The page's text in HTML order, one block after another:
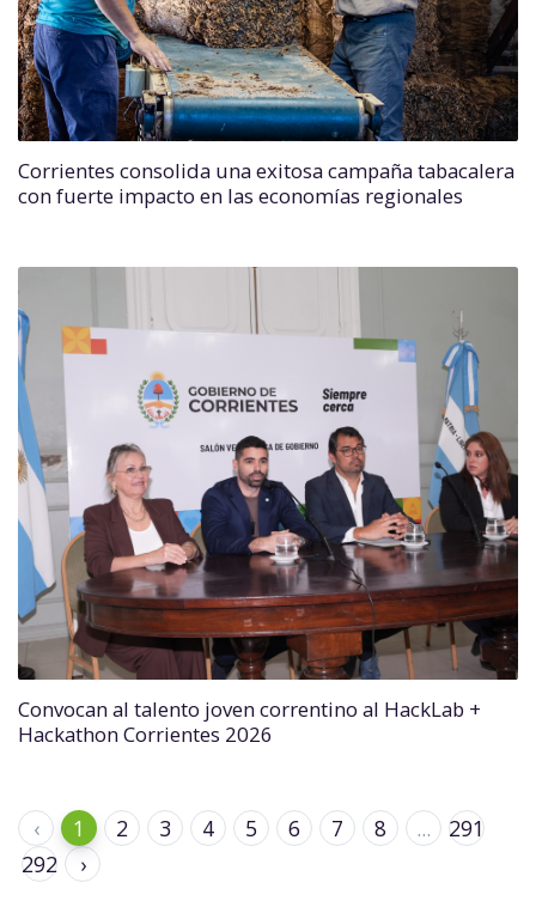
Corrientes consolida una exitosa campaña tabacalera
con fuerte impacto en las economías regionales
Convocan al talento joven correntino al HackLab +
Hackathon Corrientes 2026
‹ 1 2 3 4 5 6 7 8 ...
291
292
›